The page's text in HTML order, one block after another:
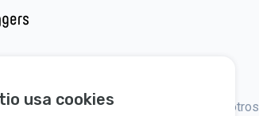
Contacta con nosotros
usa cookies